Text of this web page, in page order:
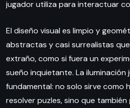
jugador utiliza para interactuar
El diseño visual es limpio y
abstractas y casi surrealistas
extraño, como si fuera un
sueño inquietante. La iluminación
fundamental: no solo sirve como
resolver puzles, sino que